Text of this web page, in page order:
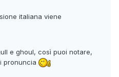
italiana viene
e ghoul, così puoi notare,
pronuncia